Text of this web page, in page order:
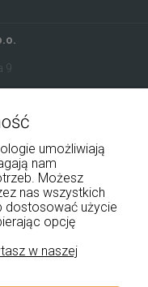
9
umożliwiają
nam
Możesz
nas wszystkich
dostosować użycie
opcję
w naszej